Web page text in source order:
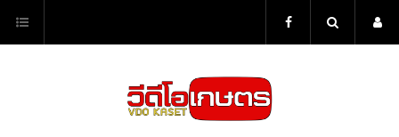
content